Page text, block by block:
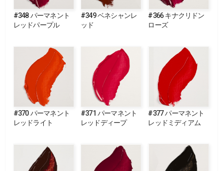
#348 パーマネント
レッドパープル
#349 ベネシャンレ
ッド
#366 キナクリドン
ローズ
#370 パーマネント
レッドライト
#371 パーマネント
レッドディープ
#377 パーマネント
レッドミディアム